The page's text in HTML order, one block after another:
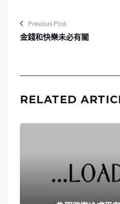
Previous Post
金錢和快樂未必有關
RELATED